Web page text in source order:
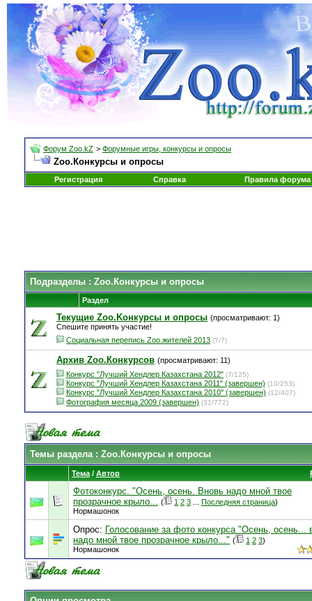
Форум Zoo.kZ > Форумные игры, конкурсы и опросы
Zoo.Конкурсы и опросы
Регистрация Справка Правила форума
Подразделы : Zoo.Конкурсы и опросы
Раздел
Текущие Zoo.Kонкурсы и опросы (просматривают: 1)
Спешите принять участие!
Социальная перепись Zoo.жителей 2013 (7/7)
Архив Zoo.Конкурсов (просматривают: 11)
Конкурс "Лучший Хендлер Казахстана 2012" (7/125)
Конкурс "Лучший Хендлер Казахстана 2011" (завершен) (10/253)
Конкурс "Лучший Хендлер Казахстана 2010" (завершен) (12/407)
Фотография месяца 2009 (завершен) (31/772)
Темы раздела: Zoo.Конкурсы и опросы
Тема / Автор
Фотоконкурс. "Осень, осень. Вновь надо мной твое
прозрачное крыло... ( 1 2 3 Последняя страница)
Нормашонок
Опрос: Голосование за фото конкурса "Осень, осень...
надо мной твое прозрачное крыло..." ( 1 2 3)
Нормашонок